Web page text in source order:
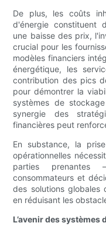
De plus, les coûts
d'énergie constituent
une baisse des prix,
crucial pour les
modèles financiers
énergétique, les
contribution des pics
pour démontrer la
systèmes de
synergie des
financières peut
En substance, la
opérationnelles
parties prenantes
consommateurs et
des solutions globales
en réduisant les
L’avenir des systèmes